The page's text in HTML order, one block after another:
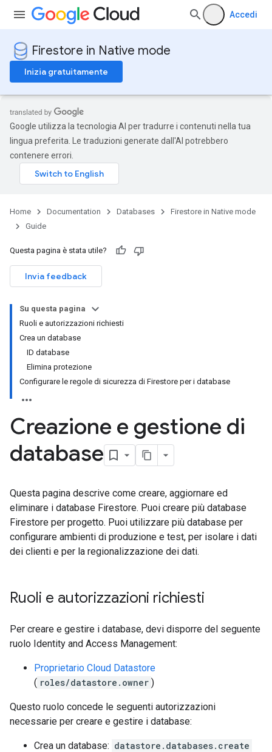
Accedi
Firestore in Native mode
Inizia gratuitamente
Google utilizza la tecnologia AI per tradurre i contenuti nella tua
lingua preferita. Le traduzioni generate dall'AI potrebbero
contenere errori.
Home Documentation Databases
Firestore in Native mode
Guide
Questa pagina è stata utile?
Invia feedback
Su questa pagina
Ruoli e autorizzazioni richiesti
Crea un database
ID database
Elimina protezione
Configurare le regole di sicurezza di Firestore per i database
Creazione e gestione di
database
Questa pagina descrive come creare, aggiornare ed
eliminare i database Firestore. Puoi creare più database
Firestore per progetto. Puoi utilizzare più database per
configurare ambienti di produzione e test, per isolare i dati
dei clienti e per la regionalizzazione dei dati.
Ruoli e autorizzazioni richiesti
Per creare e gestire i database, devi disporre del seguente
ruolo Identity and Access Management:
Proprietario Cloud Datastore
( roles/datastore.owner )
Questo ruolo concede le seguenti autorizzazioni
necessarie per creare e gestire i database:
Crea un database: datastore.databases.create